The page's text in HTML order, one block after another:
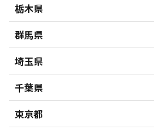
栃木県
群馬県
埼玉県
千葉県
東京都